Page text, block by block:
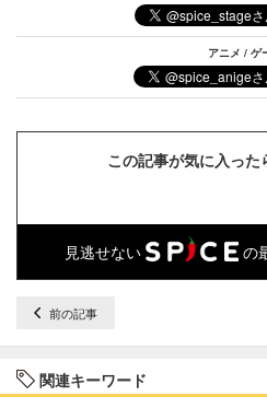
アニメ / ゲ
この記事が気に入った
見逃せない の
前の記事
関連キーワード